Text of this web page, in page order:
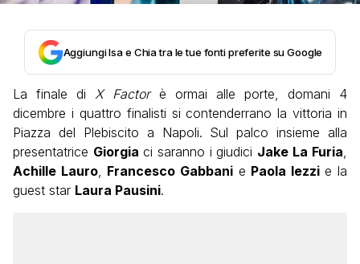
Aggiungi Isa e Chia tra le tue fonti preferite su Google
La finale di X Factor è ormai alle porte, domani 4
dicembre i quattro finalisti si contenderrano la vittoria in
Piazza del Plebiscito a Napoli. Sul palco insieme alla
presentatrice Giorgia ci saranno i giudici Jake La Furia,
Achille Lauro, Francesco Gabbanie Paola Iezzie la
guest star Laura Pausini.